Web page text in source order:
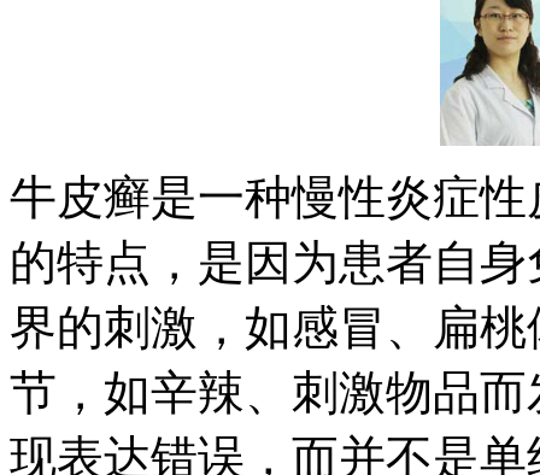
牛皮癣是一种慢性炎症
的特点，是因为患者自
界的刺激，如感冒、扁
节，如辛辣、刺激物品
现表达错误，而并不是